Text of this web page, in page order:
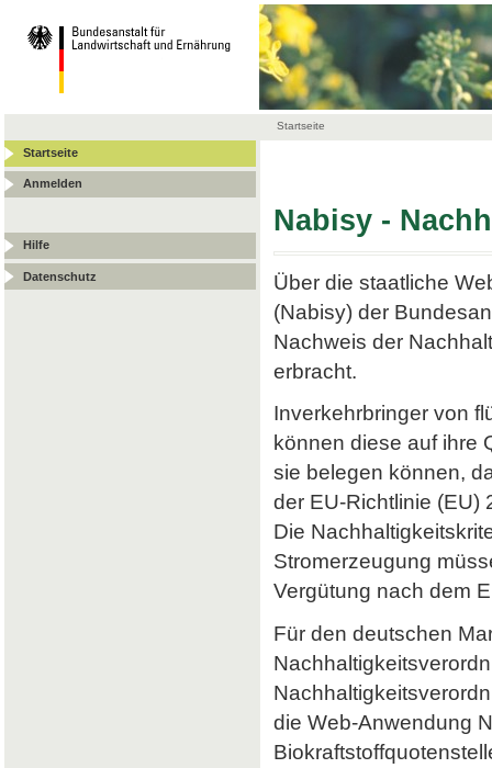
Startseite
Startseite
Anmelden
Hilfe
Datenschutz
Nabisy -
Über die staatliche
(Nabisy) der
Nachweis der
erbracht.
Inverkehrbringer von
können diese auf ihre
sie belegen können,
der EU-Richtlinie (EU)
Die
Stromerzeugung
Vergütung nach dem
Für den deutschen
die Web-Anwendung